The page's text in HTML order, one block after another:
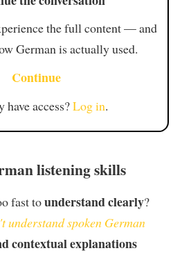
the full content — and
German is actually used.
Continue
have access?Log in.
listening skills
fast tounderstand clearly?
understand spoken German
contextual explanations